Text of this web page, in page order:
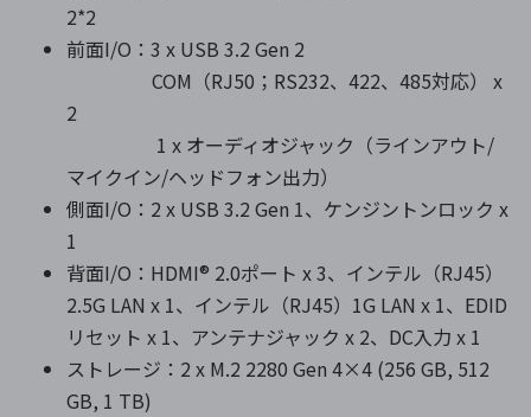
2*2
前面I/O：3 x USB 3.2 Gen 2
COM（RJ50；RS232、422、485対応） x
2
1 x オーディオジャック（ラインアウト/
マイクイン/ヘッドフォン出力）
側面I/O：2 x USB 3.2 Gen 1、ケンジントンロック x
1
背面I/O：HDMI® 2.0ポート x 3、インテル（RJ45）
2.5G LAN x 1、インテル（RJ45）1G LAN x 1、EDID
リセット x 1、アンテナジャック x 2、DC入力 x 1
ストレージ：2 x M.2 2280 Gen 4×4 (256 GB, 512
GB, 1 TB)